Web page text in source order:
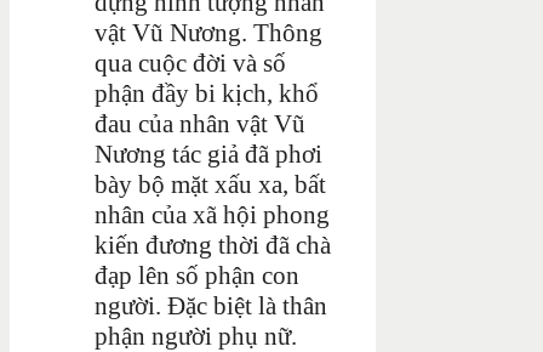
vật Vũ Nương. Thông
qua cuộc đời và số
phận đầy bi kịch, khổ
đau của nhân vật Vũ
Nương tác giả đã phơi
bày bộ mặt xấu xa, bất
nhân của xã hội phong
kiến đương thời đã chà
đạp lên số phận con
người. Đặc biệt là thân
phận người phụ nữ.